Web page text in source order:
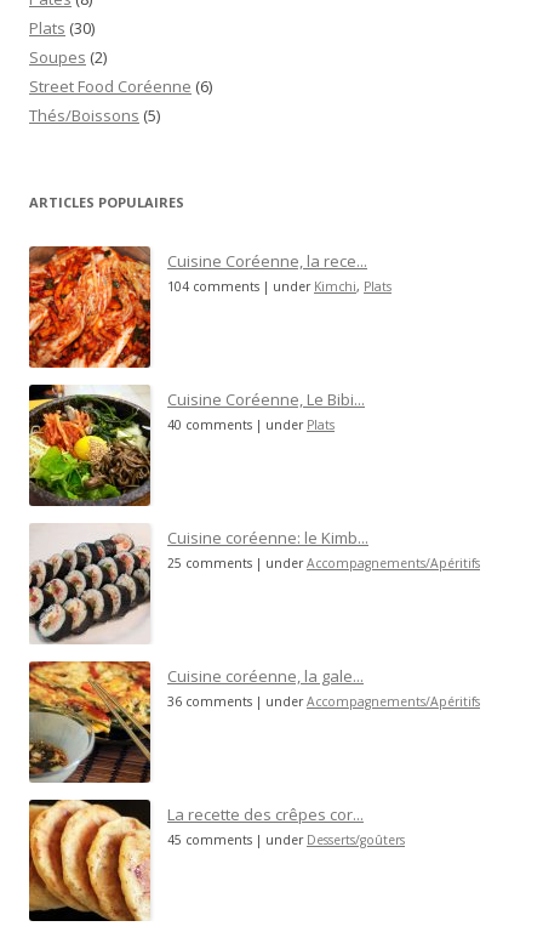
Plats (30)
Soupes (2)
Street Food Coréenne (6)
Thés/Boissons (5)
ARTICLES POPULAIRES
Cuisine Coréenne, la rece...
104 comments | under Kimchi, Plats
Cuisine Coréenne, Le Bibi...
40 comments | under Plats
Cuisine coréenne: le Kimb...
25 comments | underAccompagnements/Apéritifs
Cuisine coréenne, la gale...
36 comments | underAccompagnements/Apéritifs
La recette des crêpes cor...
45 comments | under Desserts/goûters